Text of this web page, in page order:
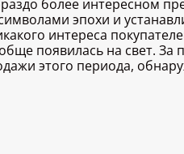
более интересном
эпохи и
интереса
появилась на свет. За
этого периода,